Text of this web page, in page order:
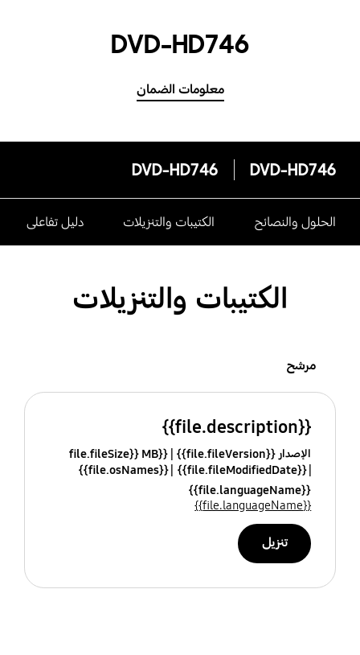
DVD-HD746
معلومات الضمان
DVD-HD746
DVD-HD746
الحلول والنصائح الكتيبات والتنزيلات دليل تفاعلى
الكتيبات والتنزيلات
مرشح
{{file.description}}
الإصدار {{file.fileVersion}}
{{file.fileSize}} MB
{{file.fileModifiedDate}}
{{file.osNames}}
{{file.languageName}}
{{file.languageName}}
تنزيل